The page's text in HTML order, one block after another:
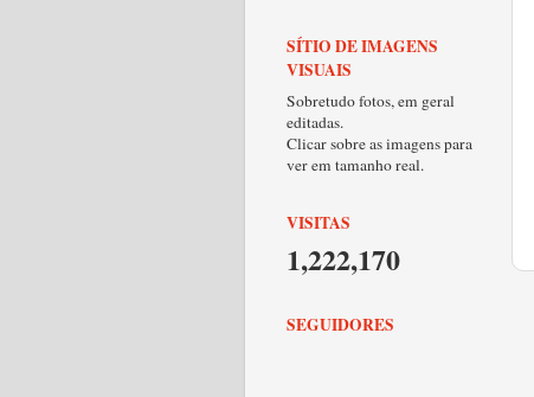
SÍTIO DE IMAGENS
VISUAIS
Sobretudo fotos, em geral
editadas.
Clicar sobre as imagens para
ver em tamanho real.
VISITAS
1,222,170
SEGUIDORES